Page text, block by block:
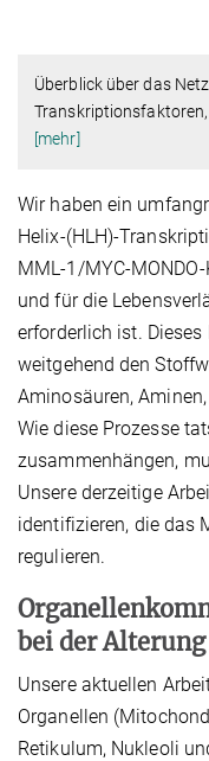
Überblick über das
[mehr]
Wir haben ein
Helix-(HLH)-
MML-1/MYC-
und für die
erforderlich ist.
weitgehend den
Aminosäuren,
Wie diese Prozesse
zusammenhängen,
Unsere derzeitige
identifizieren, die das
regulieren.
bei der Alterung
Unsere aktuellen
Organellen
Retikulum, Nukleoli